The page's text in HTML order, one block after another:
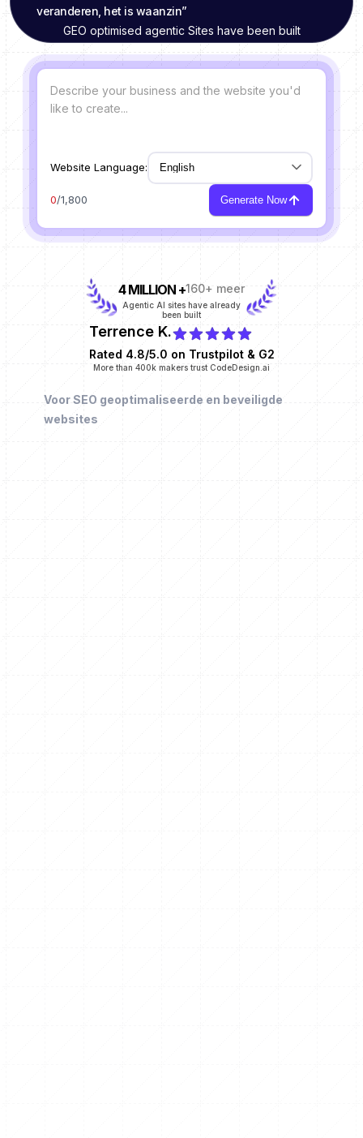
veranderen, het is waanzin”
GEO optimised agentic Sites have been built
Website Language:
0/1,800 Generate Now
4 MILLION +160+ meer
Agentic AI sites have already
been built
Terrence K.
Rated 4.8/5.0 on Trustpilot & G2
More than 400k makers trust CodeDesign.ai
Voor SEO geoptimaliseerde en beveiligde
websites